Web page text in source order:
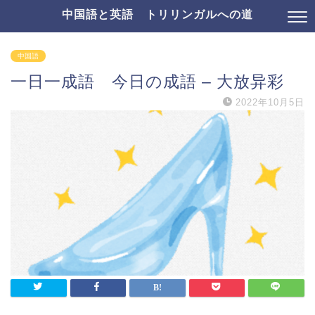
中国語と英語 トリリンガルへの道
中国語
一日一成語 今日の成語 – 大放异彩
2022年10月5日